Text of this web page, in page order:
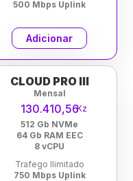
500 Mbps Uplink
Adicionar
CLOUD PRO III
Mensal
Kz
130.410,56
512 Gb NVMe
64 Gb RAM EEC
8 vCPU
Trafego Ilimitado
750 Mbps Uplink